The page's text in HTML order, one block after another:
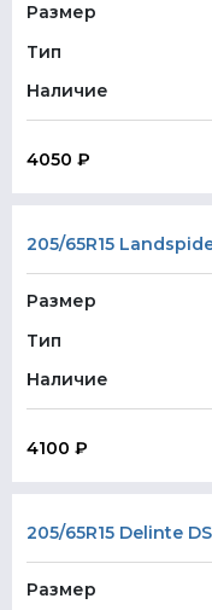
Размер
Тип
Наличие
4050 ₽
205/65R15
Размер
Тип
Наличие
4100 ₽
205/65R15 Delinte
Размер